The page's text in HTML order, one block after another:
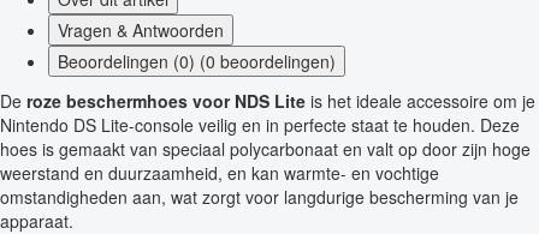
Vragen & Antwoorden
Beoordelingen (0) (0 beoordelingen)
De roze beschermhoes voor NDS Lite is het ideale accessoire om je
Nintendo DS Lite-console veilig en in perfecte staat te houden. Deze
hoes is gemaakt van speciaal polycarbonaat en valt op door zijn hoge
weerstand en duurzaamheid, en kan warmte- en vochtige
omstandigheden aan, wat zorgt voor langdurige bescherming van je
apparaat.